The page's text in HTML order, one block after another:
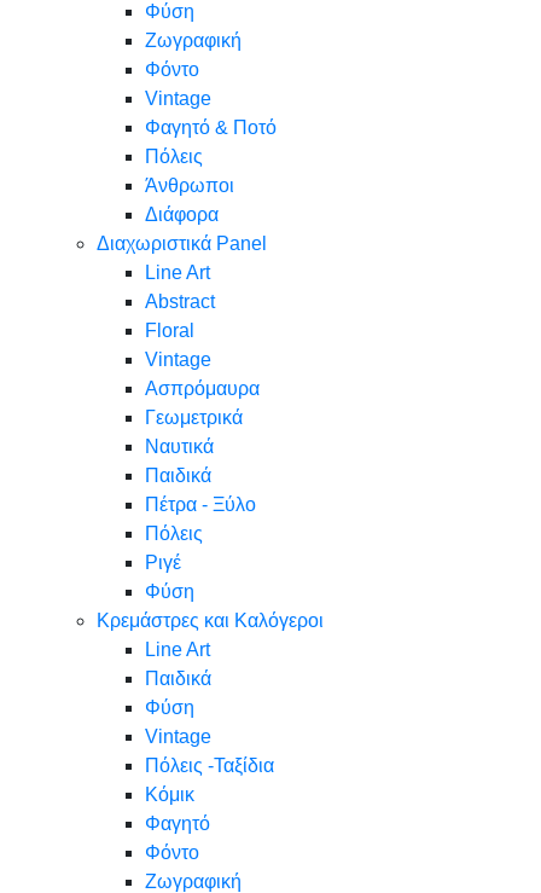
Φύση
Ζωγραφική
Φόντο
Vintage
Φαγητό & Ποτό
Πόλεις
Άνθρωποι
Διάφορα
Διαχωριστικά Panel
Line Art
Abstract
Floral
Vintage
Ασπρόμαυρα
Γεωμετρικά
Ναυτικά
Παιδικά
Πέτρα - Ξύλο
Πόλεις
Ριγέ
Φύση
Κρεμάστρες και Καλόγεροι
Line Art
Παιδικά
Φύση
Vintage
Πόλεις -Ταξίδια
Κόμικ
Φαγητό
Φόντο
Ζωγραφική